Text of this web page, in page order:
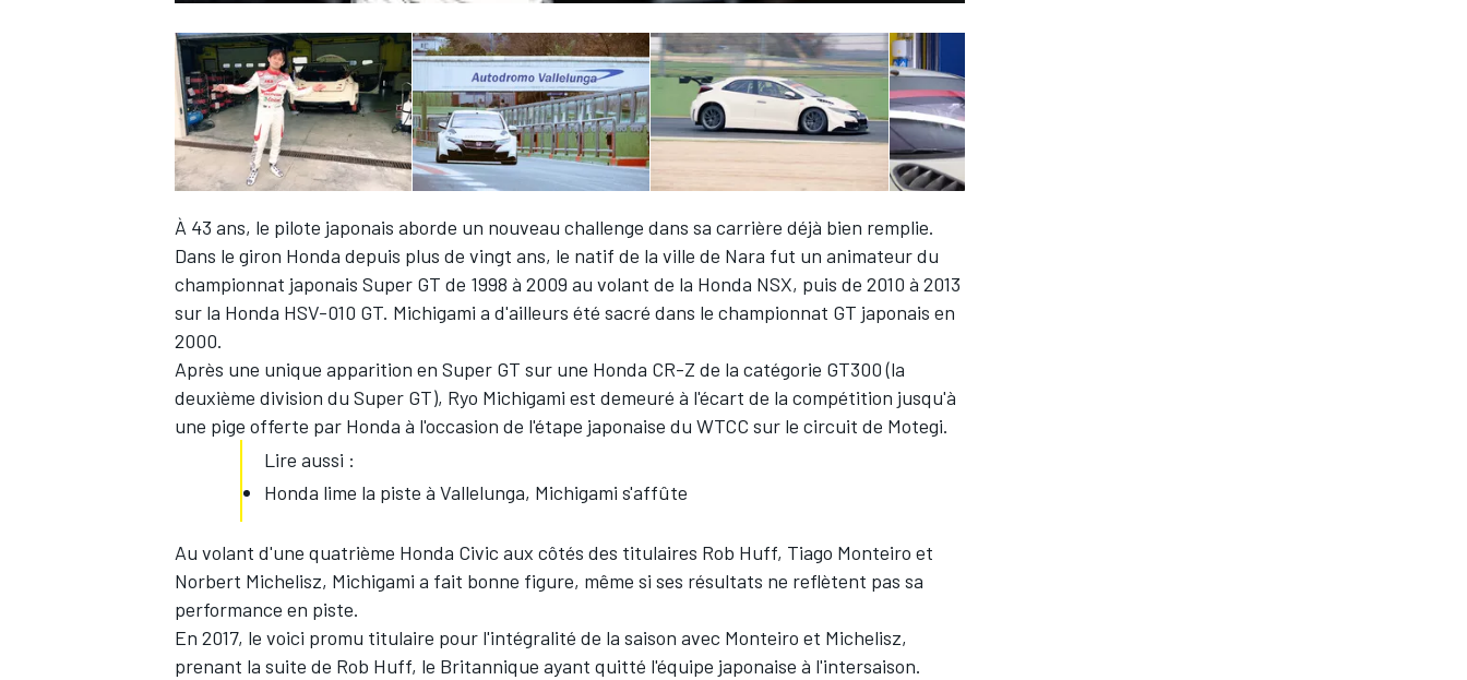
WEC
À 43 ans, le pilote japonais aborde un nouveau challenge dans sa carrière déjà bien remplie.
Dans le giron Honda depuis plus de vingt ans, le natif de la ville de Nara fut un animateur du
championnat japonais Super GT de 1998 à 2009 au volant de la Honda NSX, puis de 2010 à 2013
sur la Honda HSV-010 GT. Michigami a d'ailleurs été sacré dans le championnat GT japonais en
2000.
Après une unique apparition en Super GT sur une Honda CR-Z de la catégorie GT300 (la
deuxième division du Super GT), Ryo Michigami est demeuré à l'écart de la compétition jusqu'à
une pige offerte par Honda à l'occasion de l'étape japonaise du WTCC sur le circuit de Motegi.
Lire aussi :
Honda lime la piste à Vallelunga, Michigami s'affûte
Au volant d'une quatrième Honda Civic aux côtés des titulaires Rob Huff, Tiago Monteiro et
Norbert Michelisz, Michigami a fait bonne figure, même si ses résultats ne reflètent pas sa
performance en piste.
En 2017, le voici promu titulaire pour l'intégralité de la saison avec Monteiro et Michelisz,
prenant la suite de Rob Huff, le Britannique ayant quitté l'équipe japonaise à l'intersaison.